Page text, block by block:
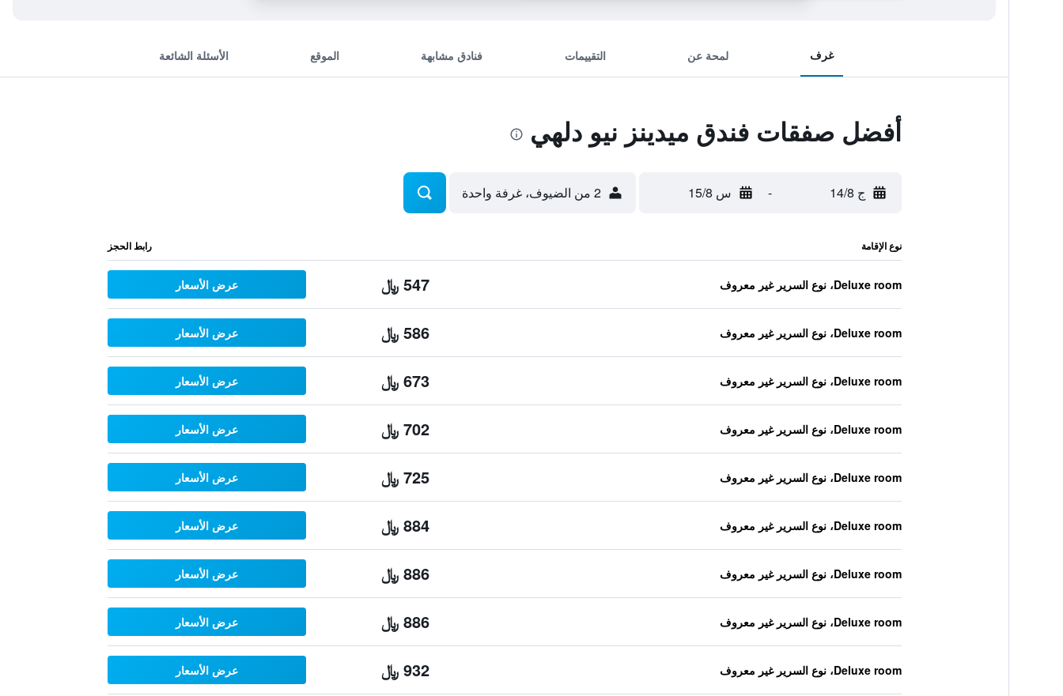
غرف لمحة عن التقييمات فنادق مشابهة الموقع الأسئلة الشائعة
أفضل صفقات فندق ميدينز نيو دلهي
ج 14/8 - س 15/8 2 من الضيوف، غرفة واحدة
نوع الإقامة رابط الحجز
Deluxe room، نوع السرير غير معروف 547 ﷼ عرض الأسعار
Deluxe room، نوع السرير غير معروف 586 ﷼ عرض الأسعار
Deluxe room، نوع السرير غير معروف 673 ﷼ عرض الأسعار
Deluxe room، نوع السرير غير معروف 702 ﷼ عرض الأسعار
Deluxe room، نوع السرير غير معروف 725 ﷼ عرض الأسعار
Deluxe room، نوع السرير غير معروف 884 ﷼ عرض الأسعار
Deluxe room، نوع السرير غير معروف 886 ﷼ عرض الأسعار
Deluxe room، نوع السرير غير معروف 886 ﷼ عرض الأسعار
Deluxe room، نوع السرير غير معروف 932 ﷼ عرض الأسعار